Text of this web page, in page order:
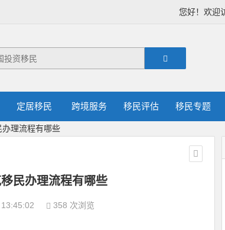
您好！欢迎
定居移民 跨境服务 移民评估 移民专题
理流程有哪些
民办理流程有哪些
13:45:02 358 次浏览